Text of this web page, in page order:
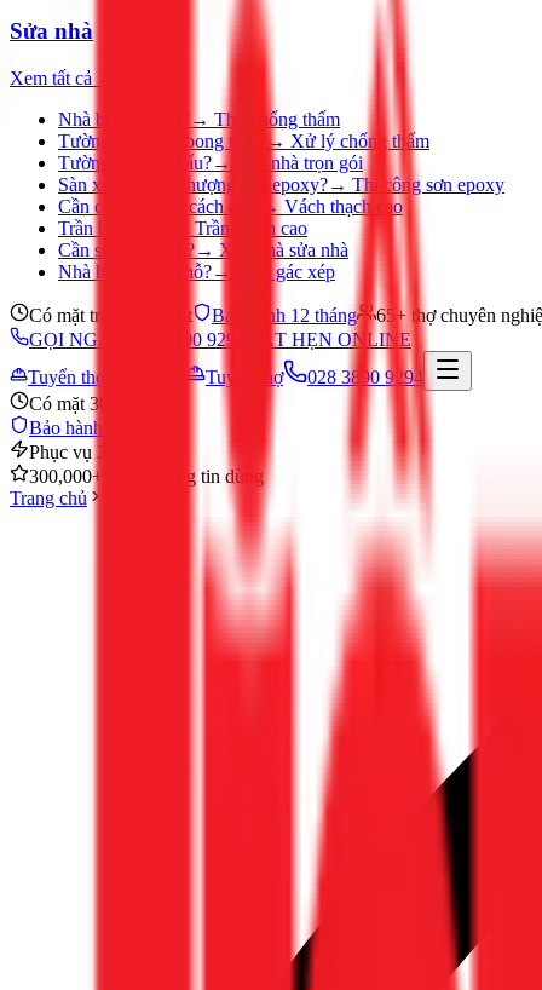
Sửa nhà
Xem tất cả →
Nhà bị thấm dột?
→ Thợ chống thấm
Tường ẩm mốc, bong tróc?
→ Xử lý chống thấm
Tường nhà cũ, xấu?→
Sơn nhà trọn gói
Sàn xưởng, sân thượng cần epoxy?→ Thi công sơn epoxy
Cần chia phòng, cách âm?
→ Vách thạch cao
Trần bị ố, nứt?
Trần thạch cao
Cần sửa nhà gấp?→ Xây nhà sửa nhà
Nhà hẹp, thiếu chỗ?→ Làm gác xép
Có mặt trong 30 phút Bảo hành 12 tháng
65+ thợ chuyên
GỌI NGAY 028 3890 9294
ĐẶT HẸN ONLINE
Tuyển thợ
Tuyển thợ
028 3890 9294
Có mặt 30 phút
Bảo hành 12 tháng
Phục vụ 24/7
300,000+ khách hàng tin dùng
Trang chủ